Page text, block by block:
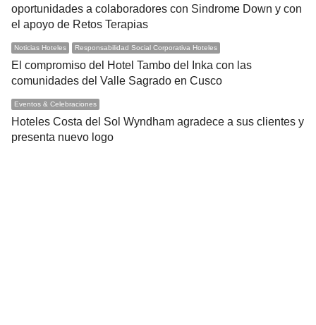
oportunidades a colaboradores con Sindrome Down y con
el apoyo de Retos Terapias
Noticias Hoteles Responsabilidad Social Corporativa Hoteles
El compromiso del Hotel Tambo del Inka con las
comunidades del Valle Sagrado en Cusco
Eventos & Celebraciones
Hoteles Costa del Sol Wyndham agradece a sus clientes y
presenta nuevo logo